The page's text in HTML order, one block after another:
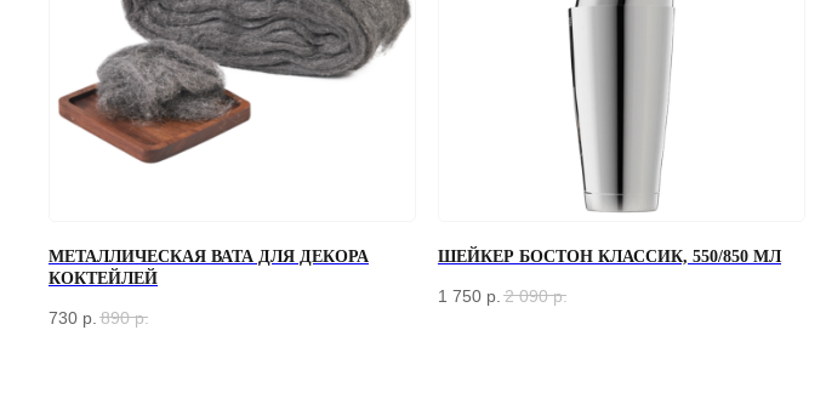
МЕТАЛЛИЧЕСКАЯ ВАТА ДЛЯ ДЕКОРА
КОКТЕЙЛЕЙ
730 р. 890 р.
ШЕЙКЕР БОСТОН КЛАССИК, 550/850 МЛ
1 750 р. 2 090 р.